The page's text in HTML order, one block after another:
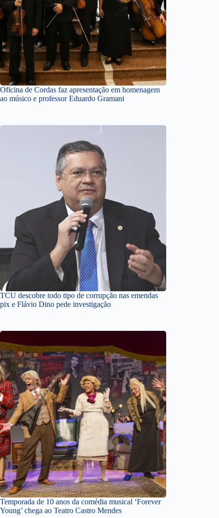
Oficina de Cordas faz apresentação em homenagem
ao músico e professor Eduardo Gramani
TCU descobre todo tipo de corrupção nas emendas
pix e Flávio Dino pede investigação
Temporada de 10 anos da comédia musical ‘Forever
Young’ chega ao Teatro Castro Mendes